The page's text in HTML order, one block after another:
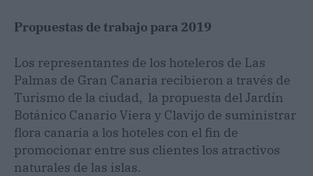
Propuestas de trabajo para 2019
Los representantes de los hoteleros de Las
Palmas de Gran Canaria recibieron a través de
Turismo de la ciudad, la propuesta del Jardín
Botánico Canario Viera y Clavijo de suministrar
flora canaria a los hoteles con el fin de
promocionar entre sus clientes los atractivos
naturales de las islas.